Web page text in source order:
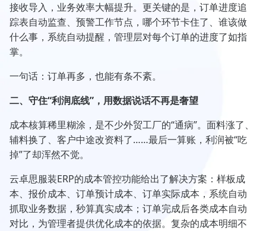
接收导入，业务效率大幅提升。更关键的是，订单进度追
踪表自动监查、预警工作节点，哪个环节卡住了、谁该做
什么事，系统自动提醒，管理层对每个订单的进度了如指
掌。
一句话：订单再多，也能有条不紊。
二、守住“利润底线”，用数据说话不再是奢望
成本核算稀里糊涂，是不少外贸工厂的“通病”。面料涨了、
辅料换了、客户中途改资料了……最后一算账，利润被“吃
掉”了却浑然不觉。
云卓思服装ERP的成本管控功能给出了解决方案：样板成
本、报价成本、订单预计成本、订单实际成本，系统自动
抓取业务数据，秒算真实成本；订单完成后各类成本自动
对比，为管理者提供优化成本的依据。复杂的成本明细不